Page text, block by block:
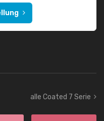
alle Coated 7 Serie